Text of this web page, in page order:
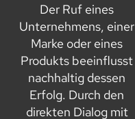
Der Ruf eines
Unternehmens, einer
Marke oder eines
Produkts beeinflusst
nachhaltig dessen
Erfolg. Durch den
direkten Dialog mit